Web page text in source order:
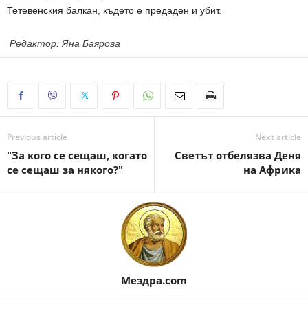
Тетевенския балкан, където е предаден и убит.
Редактор: Яна Баярова
Previous article
"За кого се сещаш, когато
се сещаш за някого?"
Next article
Светът отбелязва Деня
на Африка
Мездра.com